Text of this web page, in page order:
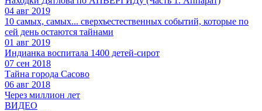
04 авг 2019
10 самых, самых... сверхъестественных событий, которые по
сей день остаются тайнами
01 авг 2019
Индианка воспитала 1400 детей-сирот
07 сен 2018
Тайна города Сасово
06 авг 2018
Через миллион лет
ВИДЕО